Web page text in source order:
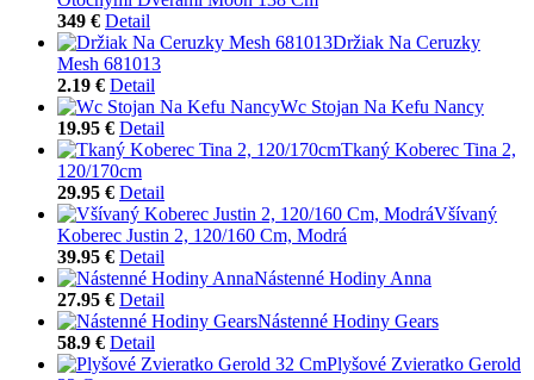
349 € Detail
Držiak Na Ceruzky
Mesh 681013
2.19 € Detail
Wc Stojan Na Kefu Nancy
19.95 € Detail
Tkaný Koberec Tina 2,
120/170cm
29.95 € Detail
Všívaný
Koberec Justin 2, 120/160 Cm, Modrá
39.95 € Detail
Nástenné Hodiny Anna
27.95 € Detail
Nástenné Hodiny Gears
58.9 € Detail
Plyšové Zvieratko Gerold